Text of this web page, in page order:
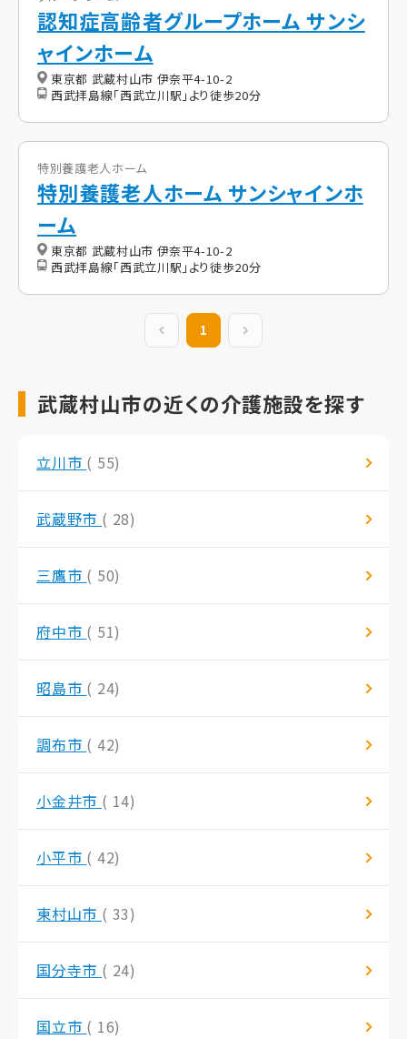
認知症高齢者グループホーム サンシ
ャインホーム
東京都 武蔵村山市 伊奈平4-10-2
西武拝島線「西武立川駅」より徒歩20分
特別養護老人ホーム
特別養護老人ホーム サンシャインホ
ーム
東京都 武蔵村山市 伊奈平4-10-2
西武拝島線「西武立川駅」より徒歩20分
前の20件
1
武蔵村山市の近くの介護施設を探す
立川市 ( 55)
武蔵野市 ( 28)
三鷹市 ( 50)
府中市 ( 51)
昭島市 ( 24)
調布市 ( 42)
小金井市 ( 14)
小平市 ( 42)
東村山市 ( 33)
国分寺市 ( 24)
国立市 ( 16)